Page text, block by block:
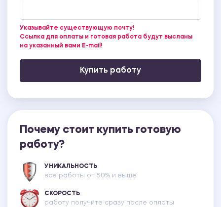
Указывайте существующую почту!
Ссылка для оплаты и готовая работа будут высланы
на указанный вами E-mail!
Купить работу
Почему стоит купить готовую
работу?
УНИКАЛЬНОСТЬ
все работы от 50% и выше
СКОРОСТЬ
работу получите сразу после оплаты